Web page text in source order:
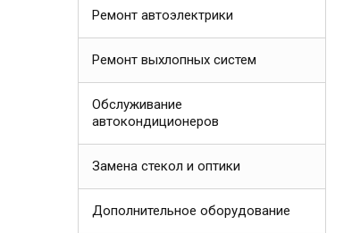
Ремонт автоэлектрики
Ремонт выхлопных систем
Обслуживание
автокондиционеров
Замена стекол и оптики
Дополнительное оборудование